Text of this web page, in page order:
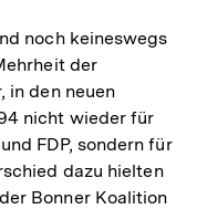
noch keineswegs
der
in den neuen
nicht wieder für
FDP, sondern für
dazu hielten
Bonner Koalition